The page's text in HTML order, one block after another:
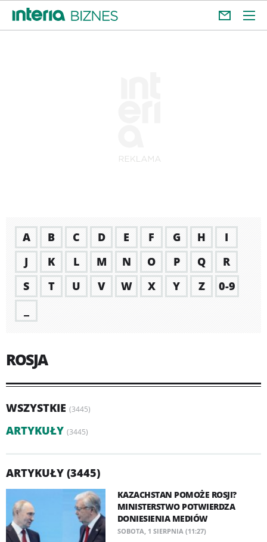
A B C D E F G H
I
J
K L M N O P Q
R
S
T U V W X Y Z
0-9
ROSJA
WSZYSTKIE (3445)
ARTYKUŁY (3445)
ARTYKUŁY (3445)
KAZACHSTAN POMOŻE ROSJI?
MINISTERSTWO POTWIERDZA
DONIESIENIA MEDIÓW
SOBOTA, 1 SIERPNIA (11:27)